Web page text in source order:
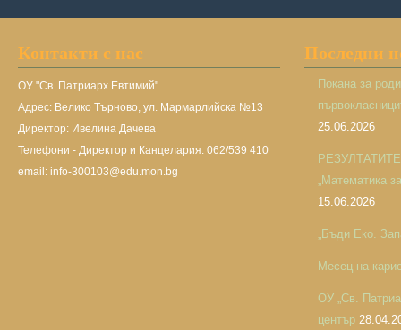
Контакти с нас
ОУ "Св. Патриарх Евтимий"
Адрес: Велико Търново, ул. Мармарлийска №13
Директор: Ивелина Дачева
Телефони - Директор и Канцелария: 062/539 410
email: info-300103@edu.mon.bg
Последни
Покана за
25.06.2026
РЕЗУЛТАТИТЕ
„Математика
15.06.2026
„Бъди Еко.
Месец на
ОУ „Св.
център